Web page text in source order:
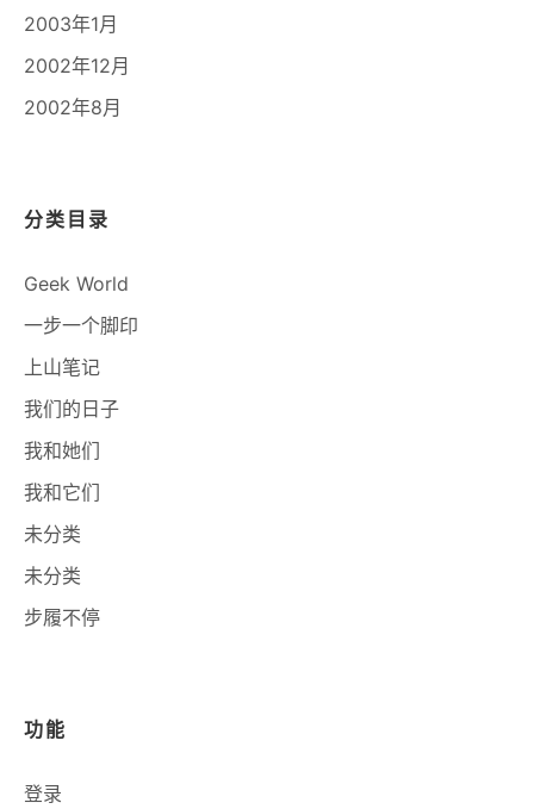
2003年1月
2002年12月
2002年8月
分类目录
Geek World
一步一个脚印
上山笔记
我们的日子
我和她们
我和它们
未分类
未分类
步履不停
功能
登录